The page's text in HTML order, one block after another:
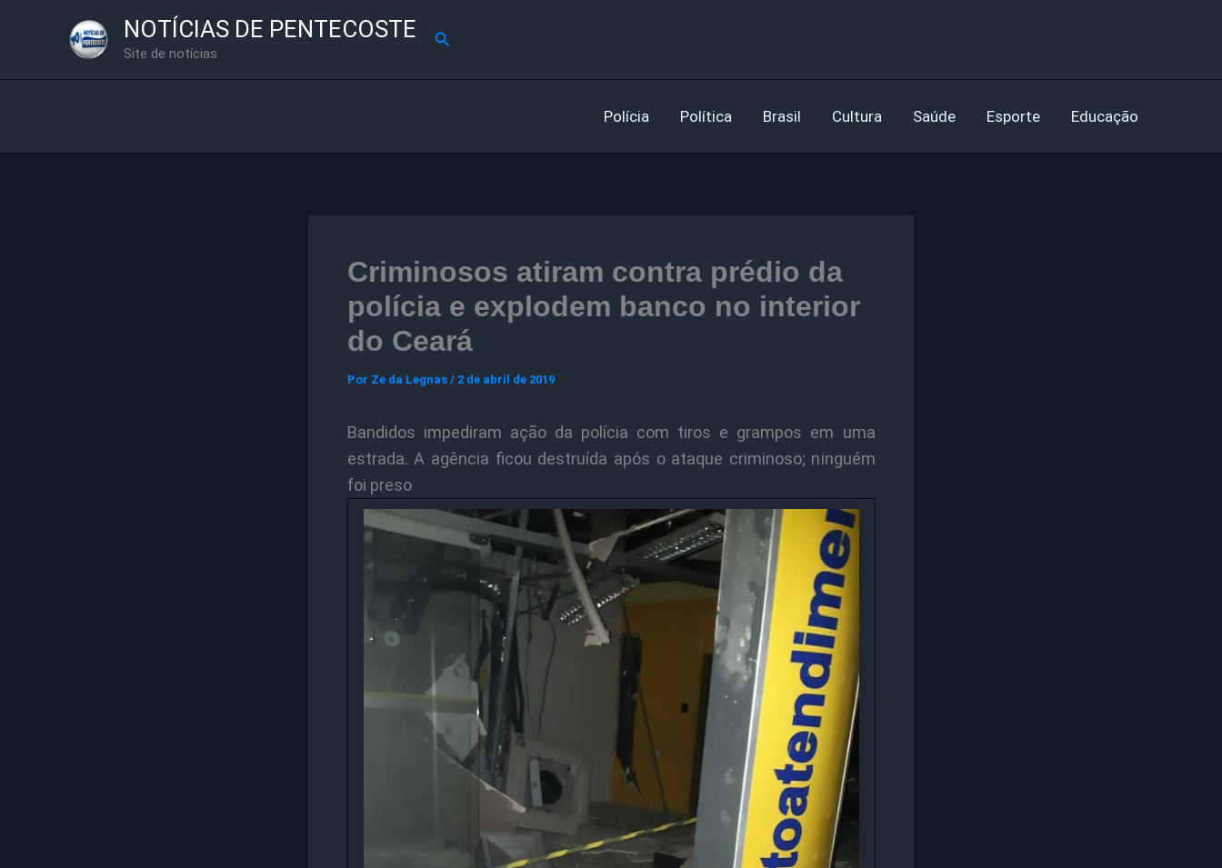
NOTÍCIAS DE PENTECOSTE
Site de notícias
Pesquisar
Polícia Política Brasil Cultura Saúde Esporte Educação
Criminosos atiram contra prédio da
polícia e explodem banco no interior
do Ceará
Por Ze da Legnas / 2 de abril de 2019
Bandidos impediram ação da polícia com tiros e grampos em uma
estrada. A agência ficou destruída após o ataque criminoso; ninguém
foi preso